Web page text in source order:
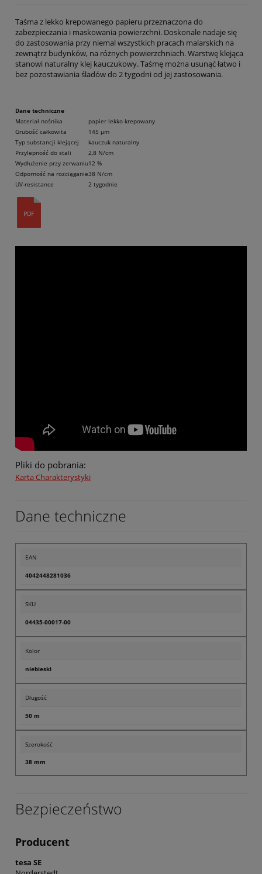
Taśma z lekko krepowanego papieru przeznaczona do
zabezpieczania i maskowania powierzchni. Doskonale nadaje się
do zastosowania przy niemal wszystkich pracach malarskich na
zewnątrz budynków, na różnych powierzchniach. Warstwę klejąca
stanowi naturalny klej kauczukowy. Taśmę można usunąć łatwo i
bez pozostawiania śladów do 2 tygodni od jej zastosowania.
Dane techniczne
Materiał nośnika
papier lekko krepowany
Grubość całkowita
145 µm
Typ substancji klejącej
kauczuk naturalny
Przylepność do stali
2,8 N/cm
Wydłużenie przy zerwaniu12 %
Odporność na rozciąganie38 N/cm
UV-resistance
2 tygodnie
Pliki do pobrania:
Karta Charakterystyki
Dane techniczne
EAN
4042448281036
SKU
04435-00017-00
Kolor
niebieski
Długość
50 m
Szerokość
38 mm
Bezpieczeństwo
Producent
tesa SE